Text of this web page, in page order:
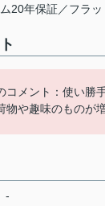
20年保証／フラ
コメント：使い勝
物や趣味のものが
-